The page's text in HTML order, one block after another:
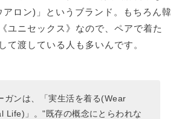
アロン)」というブランド。もちろん韓
ユニセックス》なので、ペアで着た
て渡している人も多いんです。
ガンは、「実生活を着る(Wear
Life)」。"既存の概念にとらわれな